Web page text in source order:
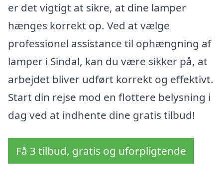
er det vigtigt at sikre, at dine lamper
hænges korrekt op. Ved at vælge
professionel assistance til ophængning af
lamper i Sindal, kan du være sikker på, at
arbejdet bliver udført korrekt og effektivt.
Start din rejse mod en flottere belysning i
dag ved at indhente dine gratis tilbud!
Få 3 tilbud, gratis og uforpligtende